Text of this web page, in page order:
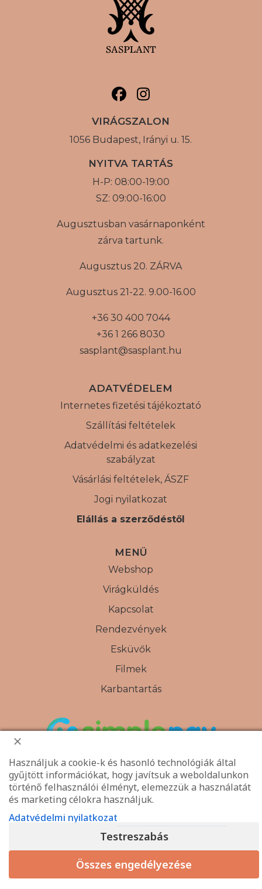
VIRÁGSZALON
1056 Budapest, Irányi u. 15.
NYITVA TARTÁS
H-P: 08:00-19:00
SZ: 09:00-16:00
Augusztusban vasárnaponként
zárva tartunk.
Augusztus 20. ZÁRVA
Augusztus 21-22. 9.00-16.00
+36 30 400 7044
+36 1 266 8030
sasplant@sasplant.hu
ADATVÉDELEM
Internetes fizetési tájékoztató
Szállítási feltételek
Adatvédelmi és adatkezelési
szabályzat
Vásárlási feltételek, ÁSZF
Jogi nyilatkozat
Elállás a szerződéstől
MENÜ
Webshop
Virágküldés
Kapcsolat
Rendezvények
Esküvők
Filmek
Karbantartás
Használjuk a cookie-k és hasonló technológiák által
gyűjtött információkat, hogy javítsuk a weboldalunkon
történő felhasználói élményt, elemezzük a használatát
és marketing célokra használjuk.
Adatvédelmi nyilatkozat
Testreszabás
Összes engedélyezése